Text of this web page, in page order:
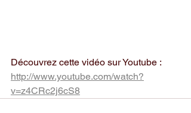
Découvrez cette vidéo sur Youtube :
http://www.youtube.com/watch?
v=z4CRc2j6cS8